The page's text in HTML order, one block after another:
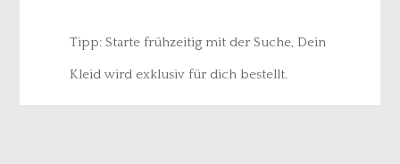
Tipp: Starte frühzeitig mit der Suche, Dein
Kleid wird exklusiv für dich bestellt.